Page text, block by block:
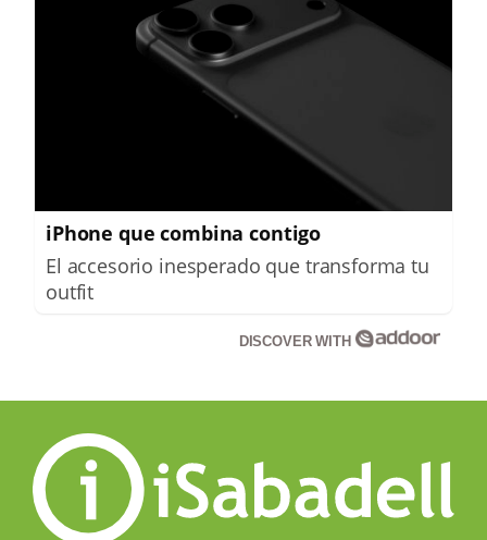
iPhone que combina contigo
El accesorio inesperado que transforma tu
outfit
DISCOVER WITH